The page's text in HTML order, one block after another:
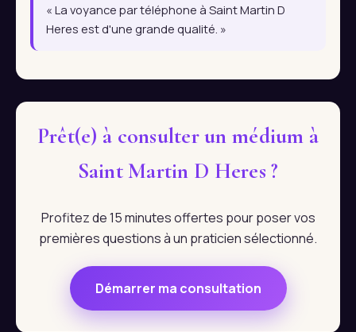
« La voyance par téléphone à Saint Martin D
Heres est d'une grande qualité. »
Prêt(e) à consulter un médium à
Saint Martin D Heres ?
Profitez de 15 minutes offertes pour poser vos
premières questions à un praticien sélectionné.
Démarrer ma consultation